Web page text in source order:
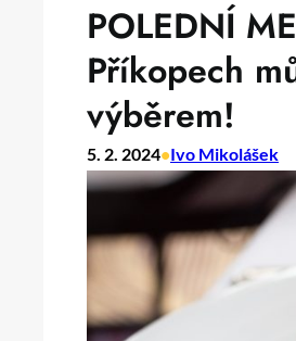
POLEDNÍ
Příkopech
výběrem!
5. 2. 2024•Ivo Mikolášek